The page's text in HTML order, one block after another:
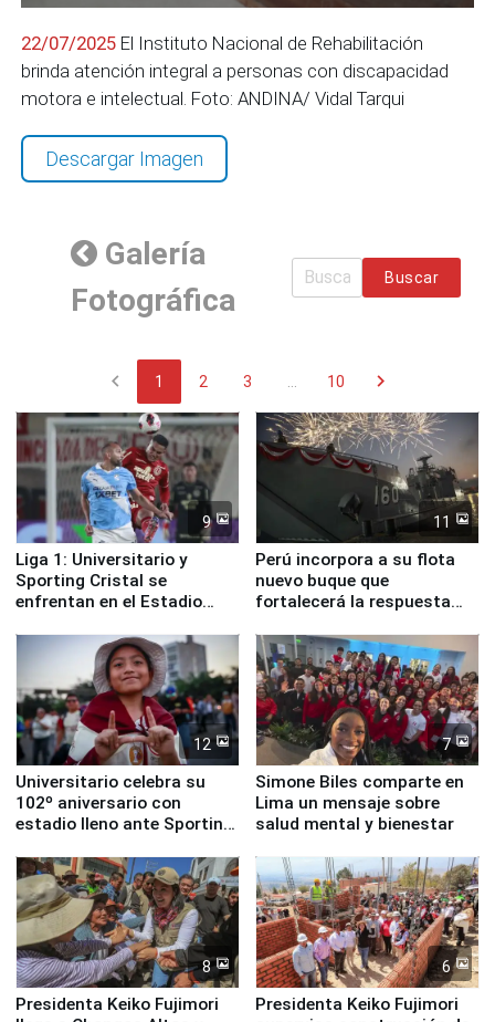
22/07/2025 El Instituto Nacional de Rehabilitación
brinda atención integral a personas con discapacidad
motora e intelectual. Foto: ANDINA/ Vidal Tarqui
Descargar Imagen
Galería
Fotográfica
Buscar
chevron_left 1 2 3 10 chevron_right
9
Liga 1: Universitario y
Sporting Cristal se
enfrentan en el Estadio
11
Perú incorpora a su flota
nuevo buque que
fortalecerá la respuesta
12
Universitario celebra su
102º aniversario con
estadio lleno ante Sporting
7
Simone Biles comparte en
Lima un mensaje sobre
salud mental y bienestar
8
Presidenta Keiko Fujimori
6
Presidenta Keiko Fujimori